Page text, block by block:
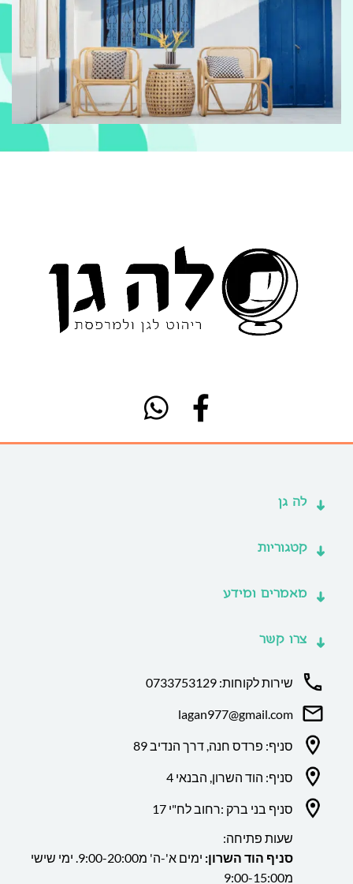
לה גן
קטגוריות
מאמרים ומידע
צרו קשר
שירות לקוחות: 0733753129
lagan977@gmail.com
סניף: פרדס חנה, דרך הנדיב 89
סניף: הוד השרון, הבנאי 4
סניף בני ברק :רחוב לח"י 17
שעות פתיחה:
סניף הוד השרון:
ימים א'-ה' מ9:00-20:00. ימי שישי
מ9:00-15:00